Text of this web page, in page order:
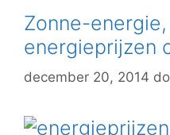
Zonne-
energieprijzen
december 20, 2014